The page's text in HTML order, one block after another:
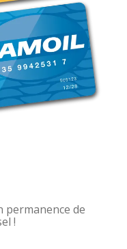
permanence de
!